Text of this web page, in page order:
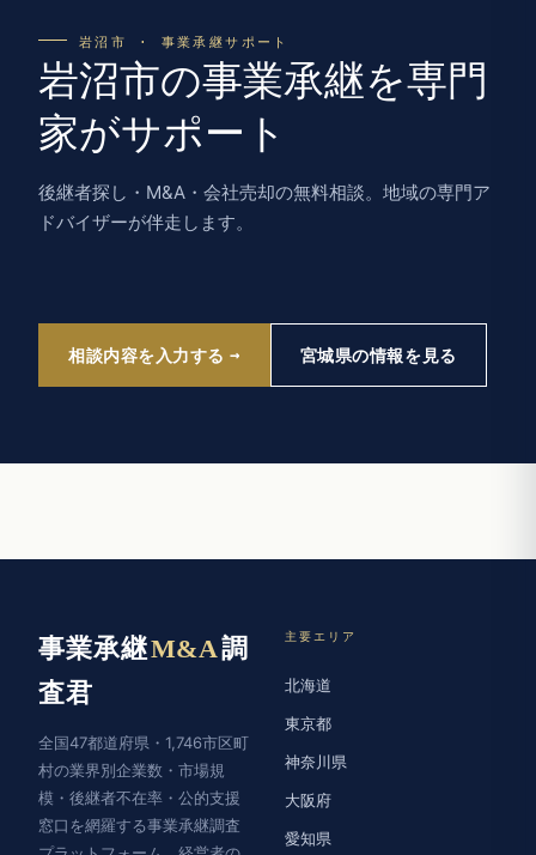
岩沼市 · 事業承継サポート
岩沼市の事業承継を専門
家がサポート
後継者探し・M&A・会社売却の無料相談。地域の専門ア
ドバイザーが伴走します。
相談内容を入力する 宮城県の情報を見る
事業承継M&A調
査君
全国47都道府県・1,746市区町
村の業界別企業数・市場規
模・後継者不在率・公的支援
窓口を網羅する事業承継調査
主要エリア
北海道
東京都
神奈川県
大阪府
愛知県